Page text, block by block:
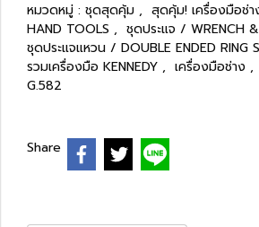
หมวดหมู่ : ชุดสุดคุ้ม , สุดคุ้ม! เครื่องมือช่า
HAND TOOLS , ชุดประแจ / WRENCH &
ชุดประแจแหวน / DOUBLE ENDED RING
รวมเครื่องมือ KENNEDY , เครื่องมือช่าง ,
G.582
Share